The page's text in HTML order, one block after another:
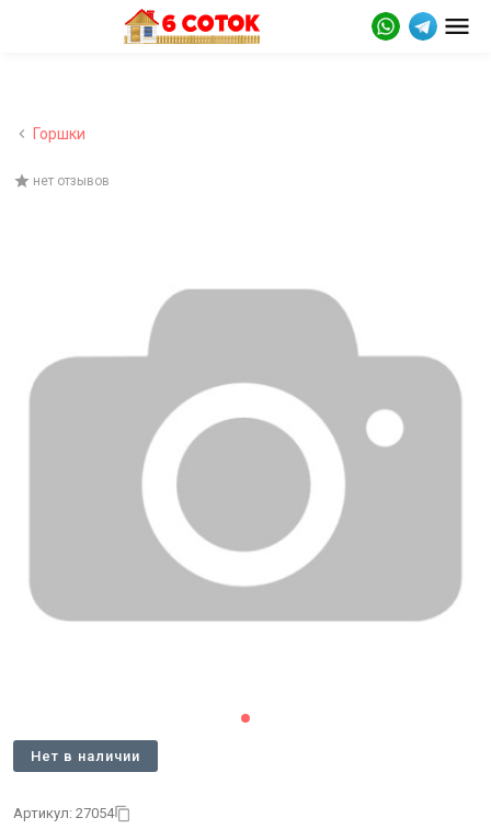
Горшки
нет отзывов
Нет в наличии
Артикул: 27054